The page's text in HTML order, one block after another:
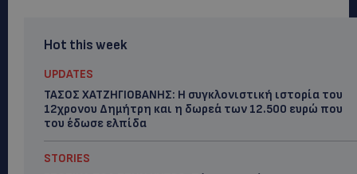
Hot this week
UPDATES
ΤΑΣΟΣ ΧΑΤΖΗΓΙΟΒΑΝΗΣ: Η συγκλονιστική ιστορία του
12χρονου Δημήτρη και η δωρεά των 12.500 ευρώ που
του έδωσε ελπίδα
STORIES